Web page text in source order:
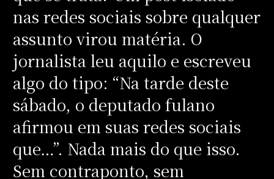
nas redes sociais sobre qualquer
assunto virou matéria. O
jornalista leu aquilo e escreveu
algo do tipo: “Na tarde deste
sábado, o deputado fulano
afirmou em suas redes sociais
que…”. Nada mais do que isso.
Sem contraponto, sem